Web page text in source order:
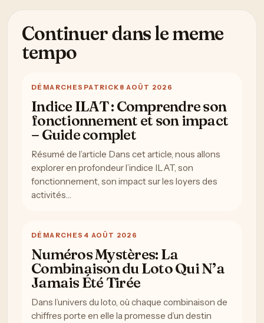
Continuer dans le meme
tempo
DÉMARCHES PATRICK 8 AOÛT 2026
Indice ILAT : Comprendre son
fonctionnement et son impact
– Guide complet
Résumé de l’article Dans cet article, nous allons
explorer en profondeur l’indice ILAT, son
fonctionnement, son impact sur les loyers des
activités…
DÉMARCHES 4 AOÛT 2026
Numéros Mystères: La
Combinaison du Loto Qui N’a
Jamais Été Tirée
Dans l’univers du loto, où chaque combinaison de
chiffres porte en elle la promesse d’un destin